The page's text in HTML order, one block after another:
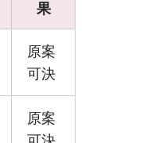
果
原案
可決
原案